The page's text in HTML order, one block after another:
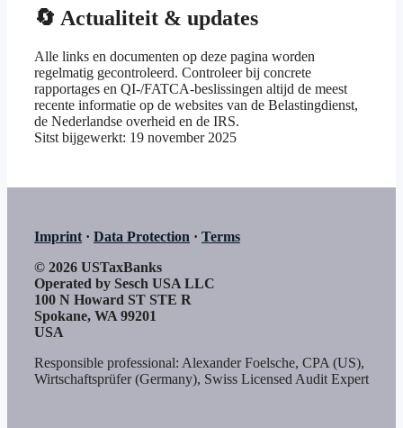
🔄 Actualiteit & updates
Alle links en documenten op deze pagina worden
regelmatig gecontroleerd. Controleer bij concrete
rapportages en QI-/FATCA-beslissingen altijd de meest
recente informatie op de websites van de Belastingdienst,
de Nederlandse overheid en de IRS.
Sitst bijgewerkt: 19 november 2025
Imprint · Data Protection · Terms
© 2026 USTaxBanks
Operated by Sesch USA LLC
100 N Howard ST STE R
Spokane, WA 99201
USA
Responsible professional: Alexander Foelsche, CPA (US),
Wirtschaftsprüfer (Germany), Swiss Licensed Audit Expert